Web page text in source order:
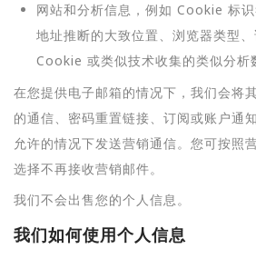
网站和分析信息，例如 Cookie 标
地址推断的大致位置、浏览器类型
Cookie 或类似技术收集的类似分析
在您提供电子邮箱的情况下，我们会将
的通信、密码重置链接、订阅或账户通
允许的情况下发送营销通信。您可按照
选择不再接收营销邮件。
我们不会出售您的个人信息。
我们如何使用个人信息